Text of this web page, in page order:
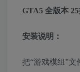
GTA5 全版本
安装说明：
把“游戏模组”文